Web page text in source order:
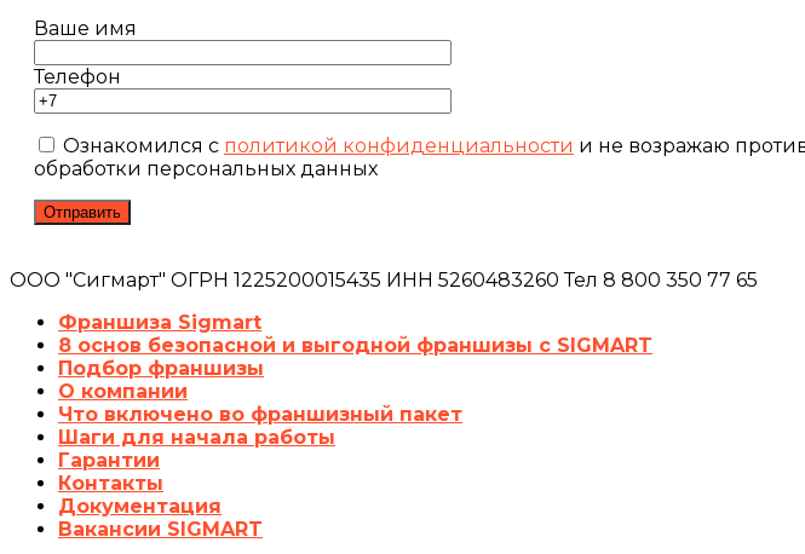
Ваше имя
Телефон
Ознакомился с политикой конфиденциальности и не возражаю
обработки персональных данных
ООО "Сигмарт" ОГРН 1225200015435 ИНН 5260483260 Тел 8 800 350 77 65
Франшиза Sigmart
8 основ безопасной и выгодной франшизы с SIGMART
Подбор франшизы
О компании
Что включено во франшизный пакет
Шаги для начала работы
Гарантии
Контакты
Документация
Вакансии SIGMART